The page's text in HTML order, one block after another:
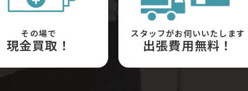
その場で
現金買取！
スタッフがお伺いいたします
出張費用無料！